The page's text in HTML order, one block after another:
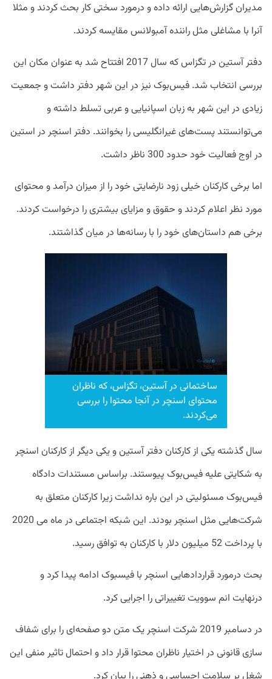
مدیران گزارش‌هایی ارائه داده و درمورد سختی کار بحث کردند و مثلا
آنرا با مشاغلی مثل راننده آمبولانس مقایسه کردند.
دفتر آستین در تگزاس که سال 2017 افتتاح شد به عنوان مکان این
بررسی انتخاب شد. فیس‌بوک نیز در این شهر دفتر داشت و جمعیت
زیادی در این شهر به زبان اسپانیایی و عربی تسلط داشته و
می‌توانستند پست‌های غیرانگلیسی را بخوانند. دفتر اسنچر در استین
در اوج فعالیت خود حدود 300 ناظر داشت.
اما برخی کارکنان خیلی زود نارضایتی خود را از میزان درآمد و محتوای
مورد نظر اعلام کردند و حقوق و مزایای بیشتری را درخواست کردند.
برخی هم داستان‌های خود را با رسانه‌ها در میان گذاشتند.
ساختمانی در آستین، تگزاس، که ناظران
محتوای اسنچر در آنجا محتوا را بررسی
می‌کردند.
سال گذشته یکی از کارکنان دفتر آستین و یکی دیگر از کارکنان اسنچر
به شکایتی علیه فیس‌بوک پیوستند. براساس مستندات دادگاه
فیس‌بوک مسئولیتی در این باره نداشت زیرا کارکنان متعلق به
شرکت‌هایی مثل اسنچر بودند. این شبکه اجتماعی در ماه می 2020
با پرداخت 52 میلیون دلار با کارکنان به توافق رسید.
بحث درمورد قرارداد‌هایی اسنچر با فیسبوک ادامه پیدا کرد و
درنهایت انم سوویت تغییراتی را اجرایی کرد.
در دسامبر 2019 شرکت اسنچر یک متن دو صفحه‌ای را برای شفاف
سازی قانونی در اختیار ناظران محتوا قرار داد و احتمال تاثیر منفی این